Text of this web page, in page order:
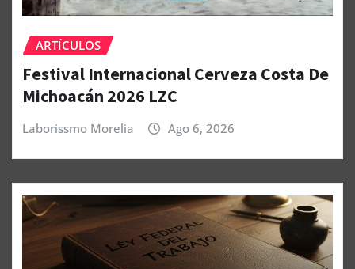
ARTÍCULOS
Festival Internacional Cerveza Costa De
Michoacán 2026 LZC
Laborissmo Morelia Ago 6, 2026